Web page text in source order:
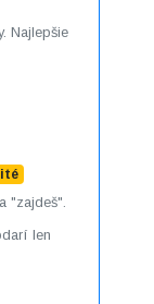
Najlepšie
"zajdeš".
len